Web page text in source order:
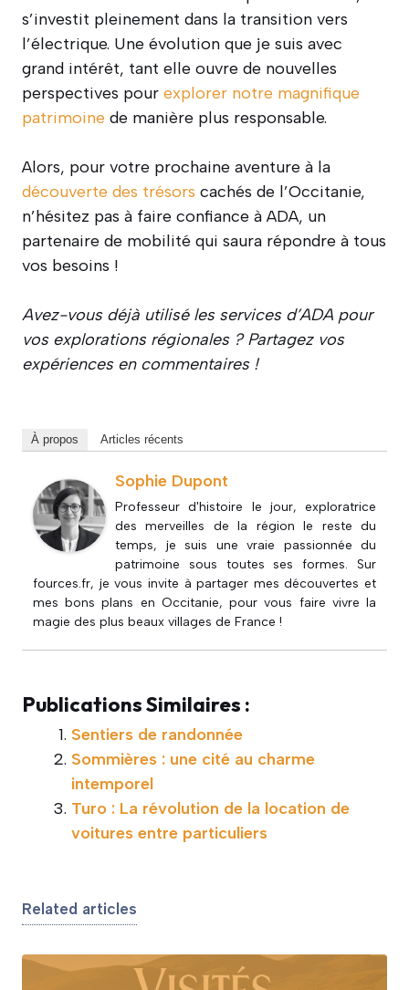
s’investit pleinement dans la transition vers
l’électrique. Une évolution que je suis avec
grand intérêt, tant elle ouvre de nouvelles
perspectives pour explorer notre magnifique
patrimoine de manière plus responsable.
Alors, pour votre prochaine aventure à la
découverte des trésors cachés de l’Occitanie,
n’hésitez pas à faire confiance à ADA, un
partenaire de mobilité qui saura répondre à tous
vos besoins !
Avez-vous déjà utilisé les services d’ADA pour
vos explorations régionales ? Partagez vos
expériences en commentaires !
À propos Articles récents
Sophie Dupont
Professeur d'histoire le jour, exploratrice
des merveilles de la région le reste du
temps, je suis une vraie passionnée du
patrimoine sous toutes ses formes. Sur
fources.fr, je vous invite à partager mes découvertes et
mes bons plans en Occitanie, pour vous faire vivre la
magie des plus beaux villages de France !
Publications Similaires :
Sentiers de randonnée
Sommières : une cité au charme
intemporel
Turo : La révolution de la location de
voitures entre particuliers
Related articles